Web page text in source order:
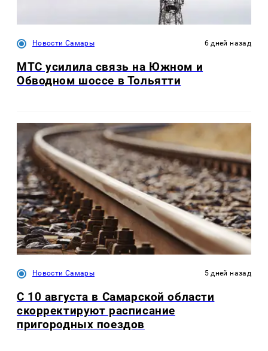
Новости Самары 6 дней назад
МТС усилила связь на Южном и
Обводном шоссе в Тольятти
Новости Самары 5 дней назад
С 10 августа в Самарской области
скорректируют расписание
пригородных поездов